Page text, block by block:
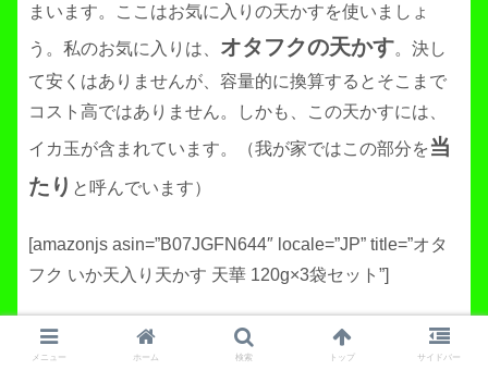
まいます。ここはお気に入りの天かすを使いましょ
う。私のお気に入りは、 オタフクの天かす。決し
て安くはありませんが、容量的に換算するとそこまで
コスト高ではありません。しかも、この天かすには、
イカ玉が含まれています。（我が家ではこの部分を 当
たり と呼んでいます）
[amazonjs asin=”B07JGFN644″ locale=”JP” title=”オタ
フク いか天入り天かす 天華 120g×3袋セット”]
メニュー ホーム 検索 トップ サイドバー